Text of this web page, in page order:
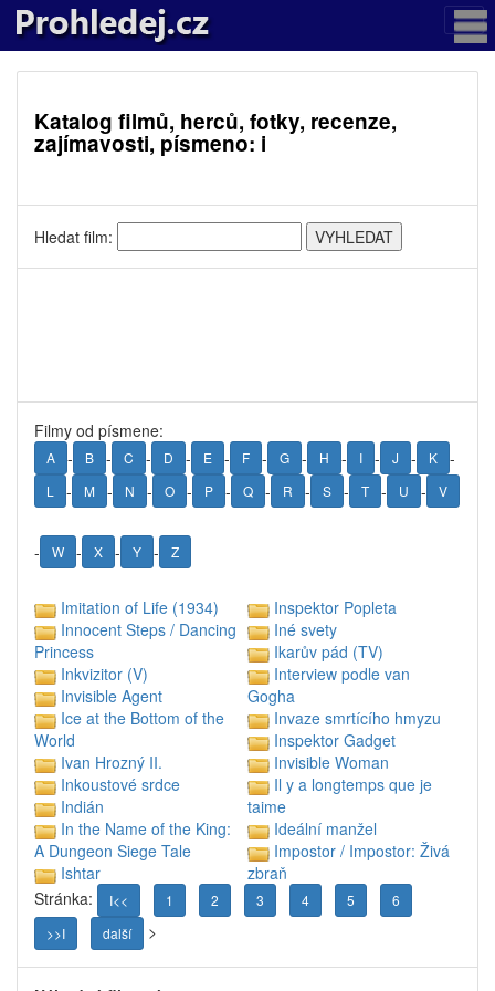
Katalog filmů, herců, fotky, recenze,
zajímavosti, písmeno: i
Hledat film:
Filmy od písmene:
A - B - C - D - E - F - G - H - I - J - K -
L - M - N - O - P - Q - R - S - T - U - V
- W - X - Y - Z
Imitation of Life (1934)
Innocent Steps / Dancing
Princess
Inkvizitor (V)
Invisible Agent
Ice at the Bottom of the
World
Ivan Hrozný II.
Inkoustové srdce
Indián
In the Name of the King:
A Dungeon Siege Tale
Ishtar
Inspektor Popleta
Iné svety
Ikarův pád (TV)
Interview podle van
Gogha
Invaze smrtícího hmyzu
Inspektor Gadget
Invisible Woman
Il y a longtemps que je
taime
Ideální manžel
Impostor / Impostor: Živá
zbraň
Stránka:
I<< 1 2 3 4 5
6
>>I
další >